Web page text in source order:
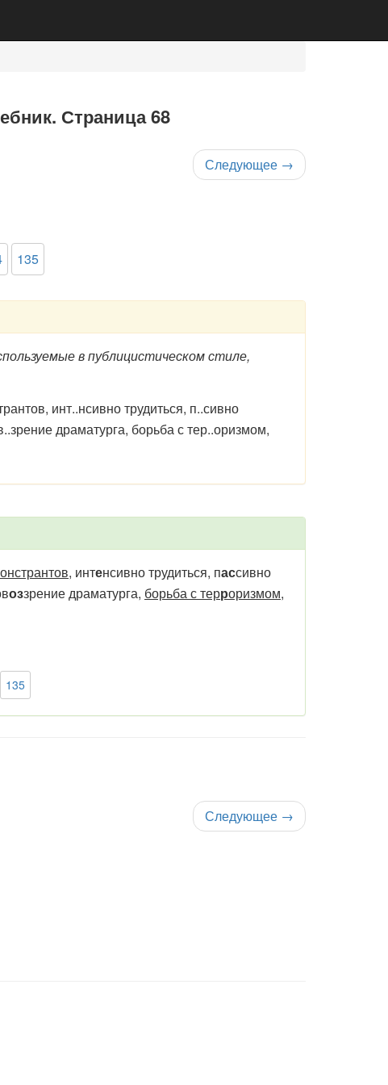
Страница 68
Следующее →
135
в публицистическом стиле,
инт..нсивно трудиться, п..сивно
драматурга, борьба с тер..оризмом,
, интенсивно трудиться, пассивно
оззрение драматурга, борьба с терроризмом,
135
Следующее →